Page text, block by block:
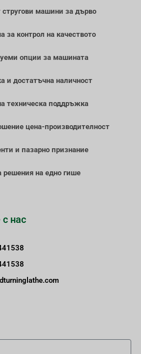
машини за дърво
за контрол на качеството
опции за машината
и достатъчна наличност
техническа поддръжка
цена-производителност
и пазарно признание
решения на едно гише
нас